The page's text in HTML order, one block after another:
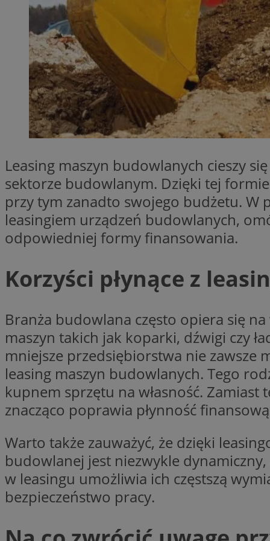
Leasing maszyn budowlanych cieszy
sektorze budowlanym. Dzięki tej
przy tym zanadto swojego budżetu. W
leasingiem urządzeń budowlanych,
odpowiedniej formy finansowania.
Korzyści płynące z
Branża budowlana często opiera się
maszyn takich jak koparki, dźwigi czy
mniejsze przedsiębiorstwa nie zawsze
leasing maszyn budowlanych. Tego
kupnem sprzętu na własność.
znacząco poprawia płynność
Warto także zauważyć, że dzięki
budowlanej jest niezwykle
w leasingu umożliwia ich częstszą
bezpieczeństwo pracy.
SessID
QeSessID
MvSessID
msToken
CookieScriptConsent
FCCDCF
_clck
_clsk
__eoi
Nazwa
_fbp
__gads
MR
MR
MUID
SM
WMF-Uniq
ttwid